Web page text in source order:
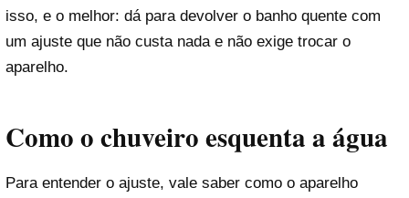
isso, e o melhor: dá para devolver o banho quente com
um ajuste que não custa nada e não exige trocar o
aparelho.
Como o chuveiro esquenta a água
Para entender o ajuste, vale saber como o aparelho